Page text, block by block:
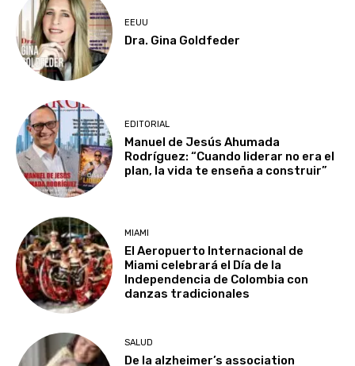
EEUU
Dra. Gina Goldfeder
EDITORIAL
Manuel de Jesús Ahumada
Rodríguez: “Cuando liderar no era el
plan, la vida te enseña a construir”
MIAMI
El Aeropuerto Internacional de
Miami celebrará el Día de la
Independencia de Colombia con
danzas tradicionales
SALUD
De la alzheimer’s association